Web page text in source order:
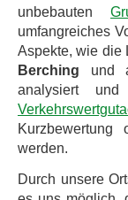
unbebauten
umfangreiches
Aspekte, wie die
Berching und
analysiert
Kurzbewertung
werden.
Durch unsere